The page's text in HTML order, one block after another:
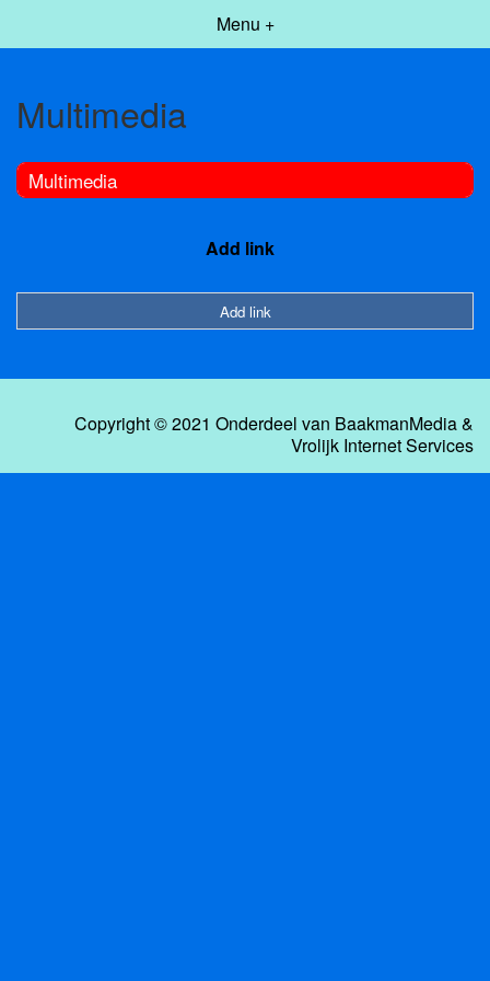
Menu +
Multimedia
Multimedia
Add link
Add link
Copyright © 2021 Onderdeel van BaakmanMedia&
Vrolijk Internet Services